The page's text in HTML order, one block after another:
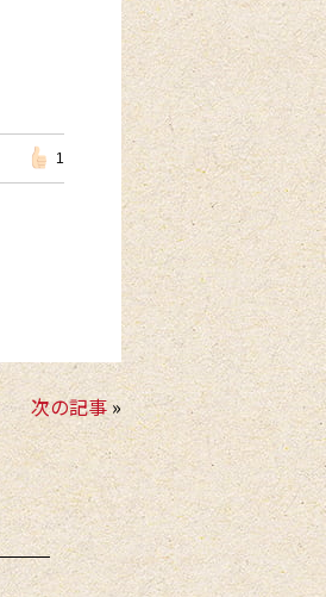
1
次の記事»